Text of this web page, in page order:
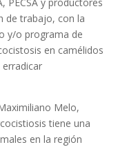
de trabajo, con la
y/o programa de
en camélidos
Melo,
tiene una
en la región